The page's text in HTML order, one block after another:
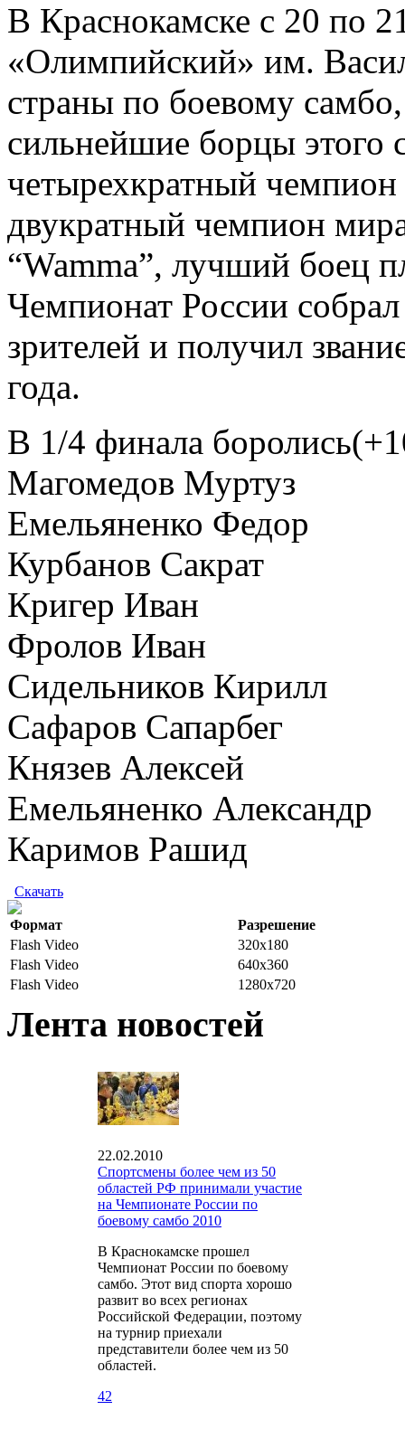
В Краснокамске с 20 по
«Олимпийский» им.
страны по боевому
сильнейшие борцы этого
четырехкратный
двукратный чемпион
“Wamma”, лучший боец
Чемпионат России
зрителей и получил
года.
В 1/4 финала
Магомедов Муртуз
Емельяненко Федор
Курбанов Сакрат
Кригер Иван
Фролов Иван
Сидельников Кирилл
Сафаров Сапарбег
Князев Алексей
Емельяненко Александр
Каримов Рашид
Скачать
Формат
Разрешение
Flash Video
320x180
Flash Video
640x360
Flash Video
1280x720
Лента новостей
22.02.2010
Спортсмены более чем из 50
областей РФ принимали участие
на Чемпионате России по
боевому самбо 2010
В Краснокамске прошел
Чемпионат России по боевому
самбо. Этот вид спорта хорошо
развит во всех регионах
Российской Федерации, поэтому
на турнир приехали
представители более чем из 50
областей.
42